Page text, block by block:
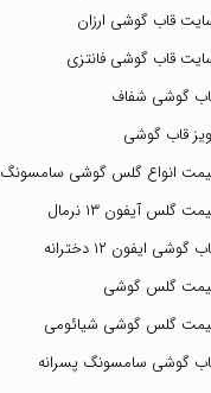
قاب گوشی ارزان
قاب گوشی فانتزی
گوشی شفاف
قاب گوشی
انواع گلس گوشی سامسونگ
گلس آیفون ۱۳ نرمال
گوشی ایفون ۱۲ دخترانه
گلس گوشی
گلس گوشی شیائومی
گوشی سامسونگ پسرانه